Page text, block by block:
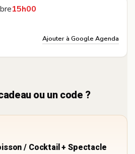
15h00
Ajouter à Google Agenda
ou un code ?
/ Cocktail + Spectacle